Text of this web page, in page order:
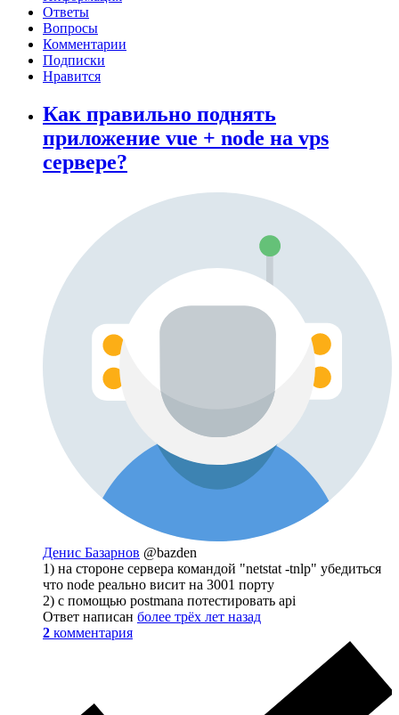
Ответы
Вопросы
Комментарии
Подписки
Нравится
Как правильно поднять
приложение vue + node на vps
сервере?
Денис Базарнов @bazden
1) на стороне сервера командой "netstat -tnlp" убедиться
что node реально висит на 3001 порту
2) с помощью postmana потестировать api
Ответ написан более трёх лет назад
2 комментария